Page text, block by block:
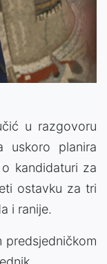
u razgovoru
uskoro planira
kandidaturi za
ostavku za tri
i ranije.
predsjedničkom